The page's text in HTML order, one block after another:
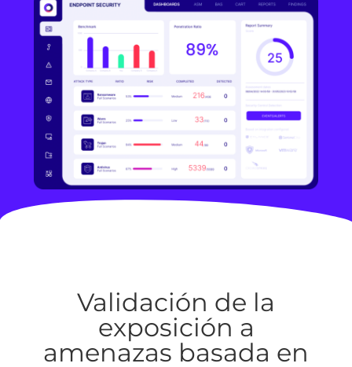
Validación de la
exposición a
amenazas basada en